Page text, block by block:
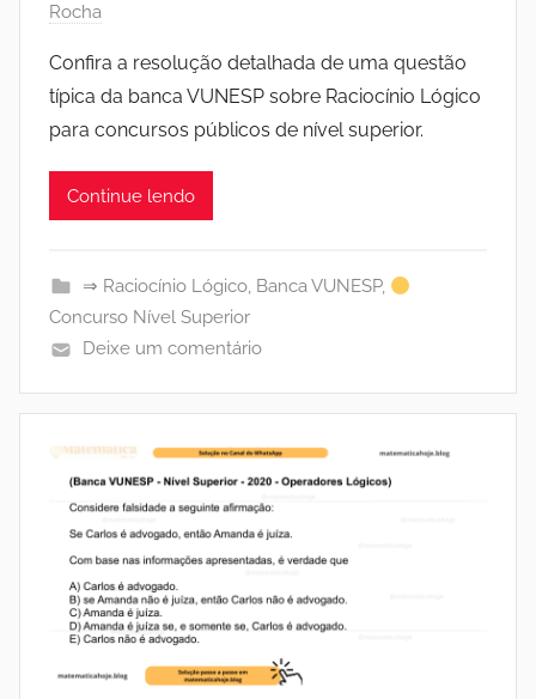
Rocha
Confira a resolução detalhada de uma questão
típica da banca VUNESP sobre Raciocínio Lógico
para concursos públicos de nível superior.
Continue lendo
⇒ Raciocínio Lógico, Banca VUNESP,
Concurso Nível Superior
Deixe um comentário